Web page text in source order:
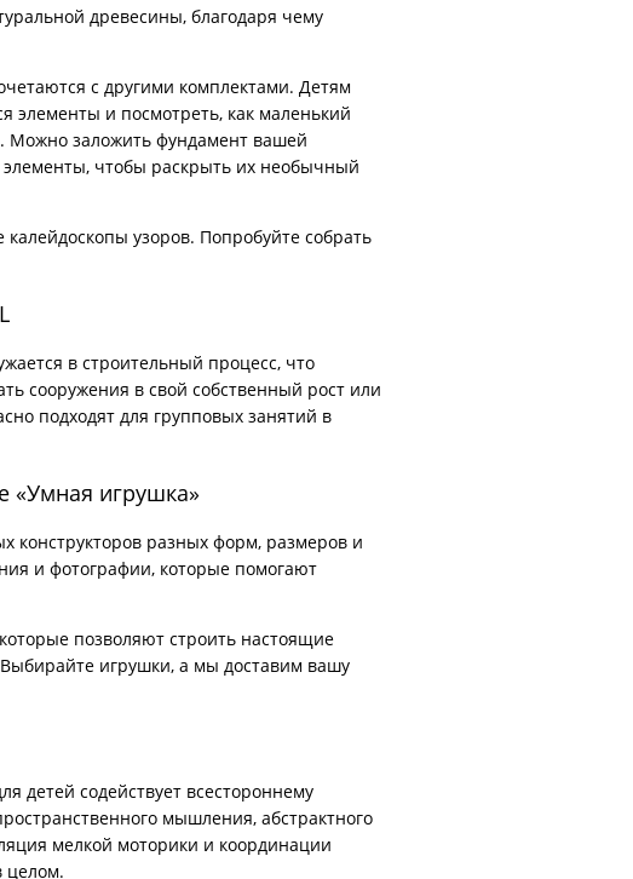
древесины, благодаря чему
с другими комплектами. Детям
элементы и посмотреть, как маленький
Можно заложить фундамент вашей
элементы, чтобы раскрыть их необычный
узоров. Попробуйте собрать
в строительный процесс, что
сооружения в свой собственный рост или
подходят для групповых занятий в
«Умная игрушка»
конструкторов разных форм, размеров и
и фотографии, которые помогают
позволяют строить настоящие
игрушки, а мы доставим вашу
детей содействует всестороннему
мышления, абстрактного
мелкой моторики и координации
целом.